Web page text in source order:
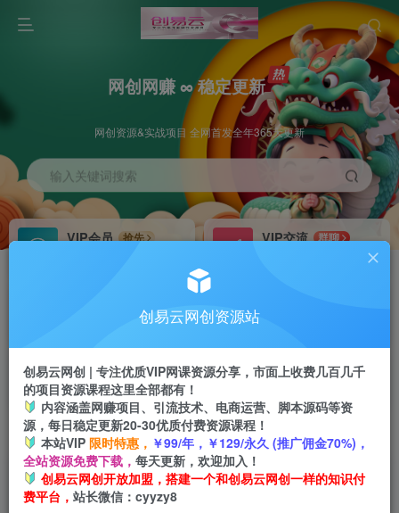
网创网赚 ∞ 稳定更新
网创资源&实战项目 全网首发全年365天更新
输入关键词搜索
VIP会员
抢先
VIP交流
群聊
研究探讨更多创业项目路子。
会员专属推广链接
挂机 项目
脚本卡密
APP下载
GO
首页 创业课程 会员免费 正文
B站项目变现新玩法，神贴私域流0成本，可轻松
实现月入6000+【揭秘】
创易云网创资源站
创易云网创 | 专注优质VIP网课资源分享，市面上收费几百几千
的项目资源课程这里全部都有！
内容涵盖网赚项目、引流技术、电商运营、脚本源码等资
源，每日稳定更新20-30优质付费资源课程！
本站VIP 限时特惠， ￥99/年，￥129/永久 (推广佣金70%)，
全站资源免费下载， 每天更新，欢迎加入！
创易云网创开放加盟，搭建一个和创易云网创一样的知识付
费平台， 站长微信：cyyzy8